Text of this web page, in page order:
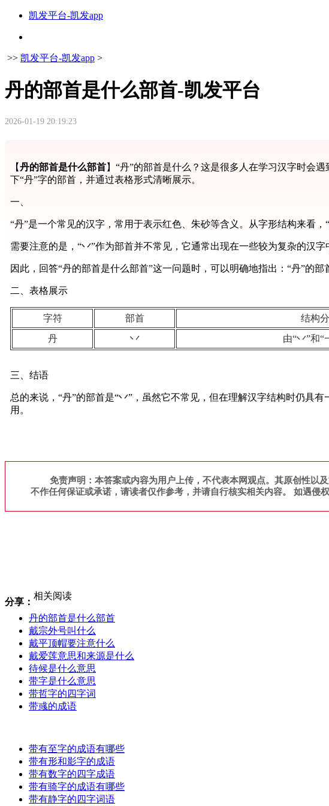
凯发平台-凯发app
>> 凯发平台-凯发app >
丹的部首是什么部首-凯发平台
2026-01-19 20:19:23
【丹的部首是什么部首】“丹”的部首是什么？这是很多人在学习汉字时会
下“丹”字的部首，并通过表格形式清晰展示。
一、
“丹”是一个常见的汉字，常用于表示红色、朱砂等含义。从字形结构来看
需要注意的是，“丷”作为部首并不常见，它通常出现在一些较为复杂的汉
因此，回答“丹的部首是什么部首”这一问题时，可以明确地指出：“丹”的部
二、表格展示
字符 部首 结构
丹
丷 由“丷”和“
三、结语
总的来说，“丹”的部首是“丷”，虽然它不常见，但在理解汉字结构时仍具
用。
免责声明：本答案或内容为用户上传，不代表本网观点。其原创性以
不作任何保证或承诺，请读者仅作参考，并请自行核实相关内容。 如遇侵
分享：
相关阅读
丹的部首是什么部首
戴宗外号叫什么
戴平顶帽要注意什么
戴爱莲意思和来源是什么
待候是什么意思
带字是什么意思
带哲字的四字词
带彧的成语
带有至字的成语有哪些
带有形和影字的成语
带有数字的四字成语
带有骑字的成语有哪些
带有静字的四字词语